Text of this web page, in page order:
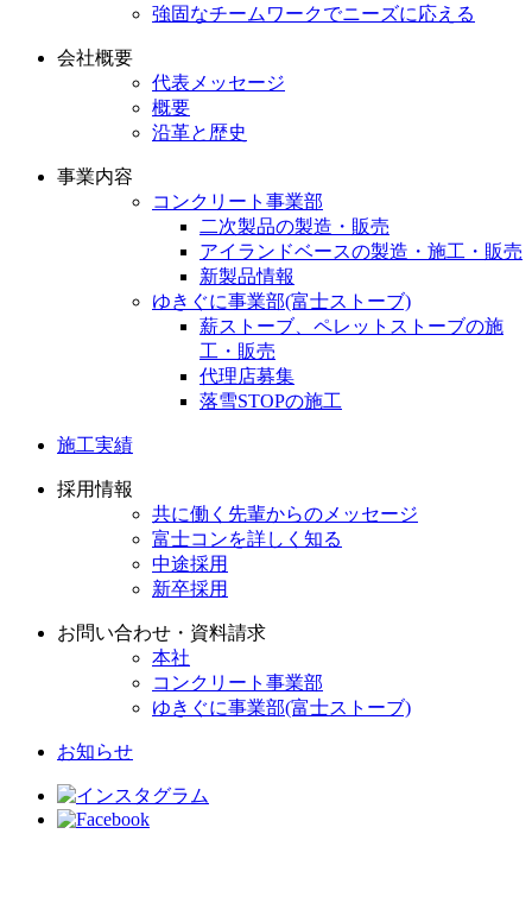
強固なチームワークでニーズに応える
会社概要
代表メッセージ
概要
沿革と歴史
事業内容
コンクリート事業部
二次製品の製造・販売
アイランドベースの製造・施工・販売
新製品情報
ゆきぐに事業部(富士ストーブ)
薪ストーブ、ペレットストーブの施
工・販売
代理店募集
落雪STOPの施工
施工実績
採用情報
共に働く先輩からのメッセージ
富士コンを詳しく知る
中途採用
新卒採用
お問い合わせ・資料請求
本社
コンクリート事業部
ゆきぐに事業部(富士ストーブ)
お知らせ